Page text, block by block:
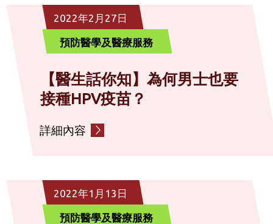
社區復康服務
社會服務
2022年2月27日
預防醫學及醫療服務
【醫生話你知】為何男士也要
接種HPV疫苗？
詳細內容
2022年1月13日
預防醫學及醫療服務